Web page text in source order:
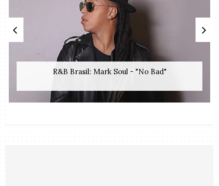
R&B Brasil: Mark Soul - "No Bad"